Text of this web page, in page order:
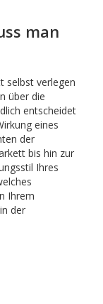
man
selbst verlegen
über die
entscheidet
eines
der
bis hin zur
Ihres
Ihrem
der